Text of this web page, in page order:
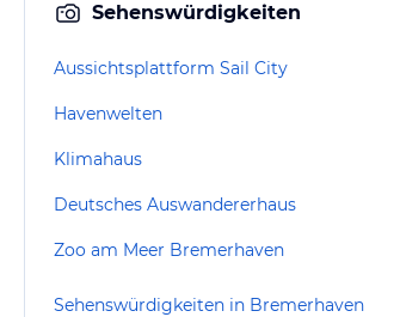
Sehenswürdigkeiten
Aussichtsplattform Sail City
Havenwelten
Klimahaus
Deutsches Auswandererhaus
Zoo am Meer Bremerhaven
Sehenswürdigkeiten in Bremerhaven